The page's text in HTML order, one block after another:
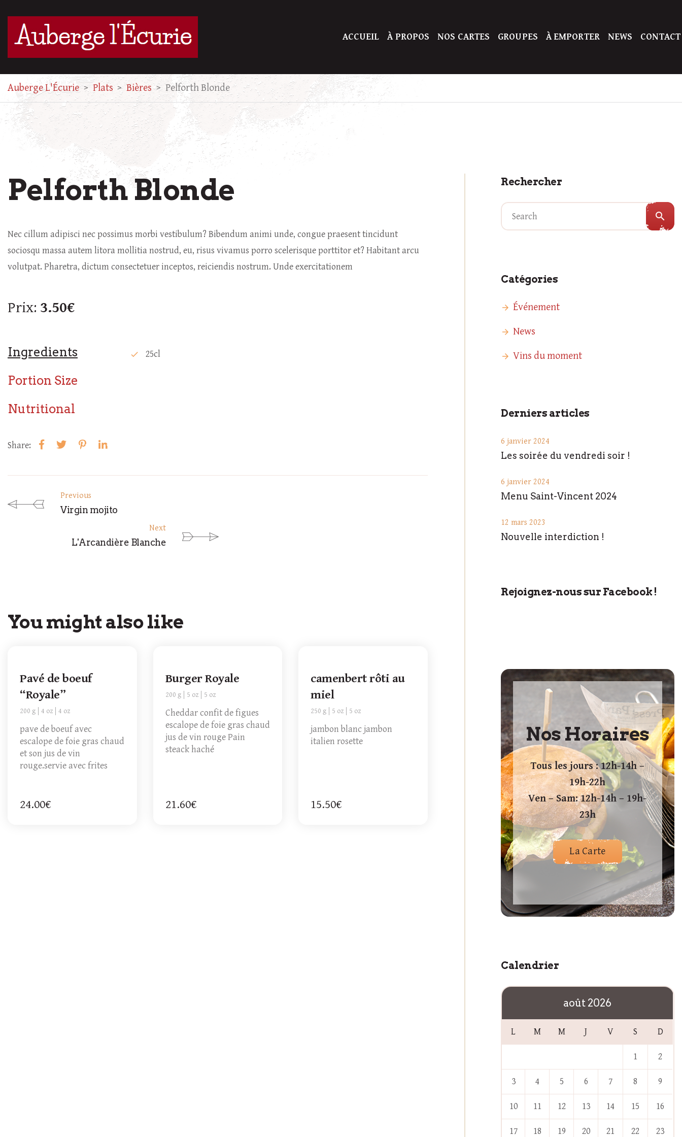
ACCUEIL À PROPOS NOS CARTES GROUPES À EMPORTER NEWS CONTACT
Auberge L'Écurie > Plats > Bières > Pelforth Blonde
Pelforth Blonde
Nec cillum adipisci nec possimus morbi vestibulum? Bibendum animi unde, congue praesent tincidunt
sociosqu massa autem litora mollitia nostrud, eu, risus vivamus porro scelerisque porttitor et? Habitant arcu
volutpat. Pharetra, dictum consectetuer inceptos, reiciendis nostrum. Unde exercitationem
Prix: 3.50€
Ingredients
Portion Size
Nutritional
check 25cl
Share:
Previous
Virgin mojito
Next
L'Arcandière Blanche
You might also like
Pavé de boeuf
“Royale”
200 g 4 oz 4 oz
pave de boeuf avec
escalope de foie gras chaud
et son jus de vin
rouge.servie avec frites
24.00€
Burger Royale
200 g 5 oz 5 oz
Cheddar confit de figues
escalope de foie gras chaud
jus de vin rouge Pain
steack haché
21.60€
camenbert rôti au
miel
250 g 5 oz 5 oz
jambon blanc jambon
italien rosette
15.50€
Rechercher
search
Catégories
Événement
News
Vins du moment
Derniers articles
6 janvier 2024
Les soirée du vendredi soir !
6 janvier 2024
Menu Saint-Vincent 2024
12 mars 2023
Nouvelle interdiction !
Rejoignez-nous sur Facebook !
Nos Horaires
Tous les jours : 12h-14h –
19h-22h
Ven – Sam: 12h-14h – 19h-
23h
La Carte
Calendrier
août 2026
L M M J V S D
1 2
3 4 5 6 7 8 9
10 11 12 13 14 15 16
17 18 19 20 21 22 23